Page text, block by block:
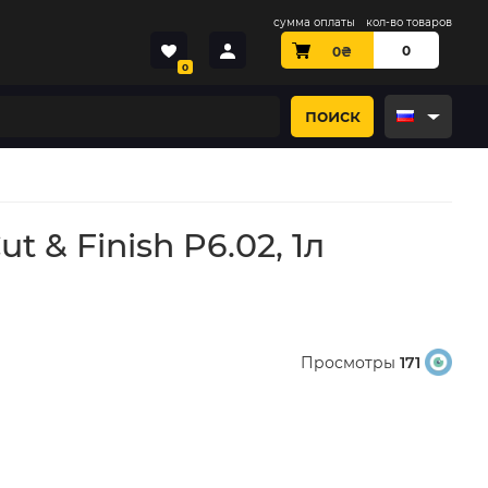
0
сумма оплаты кол-во товаров
0₴ 0
поиск
& Finish P6.02, 1л
Просмотры 171